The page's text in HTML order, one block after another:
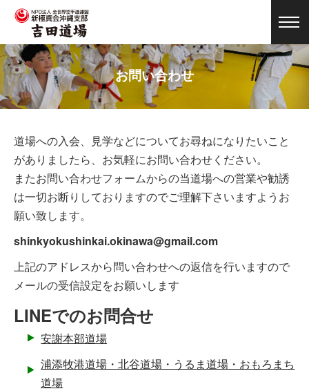
お問い合わせ
道場への入会、見学などについてお尋ねになりたいこと
がありましたら、お気軽にお問い合わせください。
またお問い合わせフォームからの当道場への営業や勧誘
は一切お断りしておりますのでご理解下さいますようお
願い致します。
shinkyokushinkai.okinawa@gmail.com
上記のアドレスから問い合わせへの返信を行いますので
メールの受信設定をお願いします
LINEでのお問合せ
安謝本部道場
浦添牧港道場・北谷道場・うるま道場・おもろまち
道場